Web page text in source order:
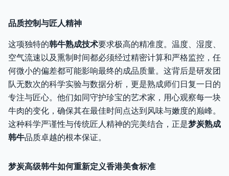
品质控制与匠人精神
这项独特的韩牛熟成技术要求极高的精准度。温度、湿度、
空气流速以及熏制时间都必须经过精密计算和严格监控，任
何微小的偏差都可能影响最终的成品质量。这背后是研发团
队无数次的科学实验与数据分析，更是熟成师们日复一日的
专注与匠心。他们如同守护珍宝的艺术家，用心观察每一块
牛肉的变化，确保其在最佳时间点达到风味与嫩度的巅峰。
这种科学严谨性与传统匠人精神的完美结合，正是梦炭熟成
韩牛品质卓越的根本保证。
梦炭高级韩牛如何重新定义香港美食标准